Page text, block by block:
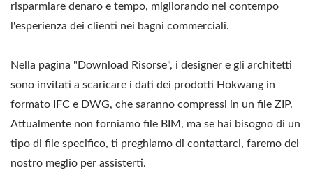
risparmiare denaro e tempo, migliorando nel contempo
l'esperienza dei clienti nei bagni commerciali.
Nella pagina "Download Risorse", i designer e gli architetti
sono invitati a scaricare i dati dei prodotti Hokwang in
formato IFC e DWG, che saranno compressi in un file ZIP.
Attualmente non forniamo file BIM, ma se hai bisogno di un
tipo di file specifico, ti preghiamo di contattarci, faremo del
nostro meglio per assisterti.